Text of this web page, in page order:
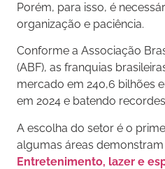
Porém, para isso, é
organização e paciência.
Conforme a Associação
(ABF), as franquias
mercado em 240,6 bilhões
em 2024 e batendo
A escolha do setor é o
algumas áreas
Entretenimento, lazer e